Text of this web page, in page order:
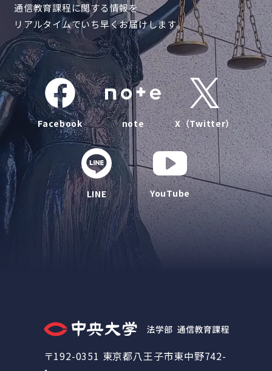
通信教育課程に関する情報を
リアルタイムでいち早くお届けします。
Facebook note X（Twitter）
LINE YouTube
〒192-0351 東京都八王子市東中野742-